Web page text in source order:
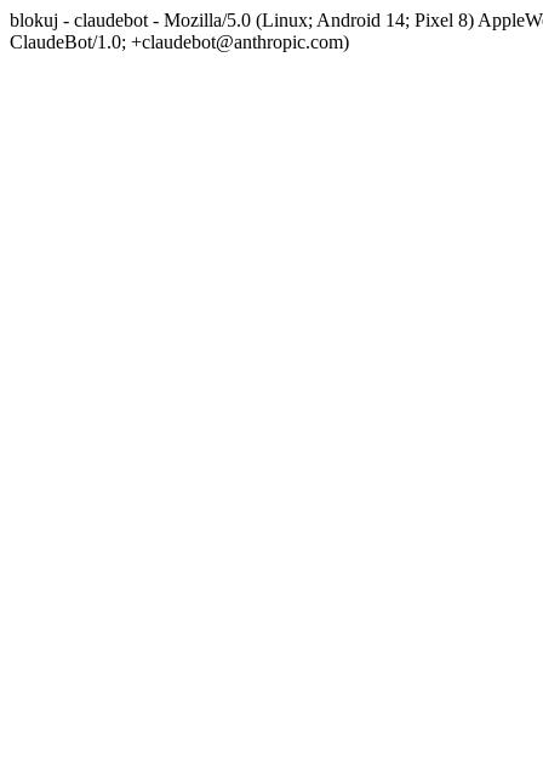
blokuj - claudebot - Mozilla/5.0 (Linux; Android 14; Pixel 8)
ClaudeBot/1.0; +claudebot@anthropic.com)